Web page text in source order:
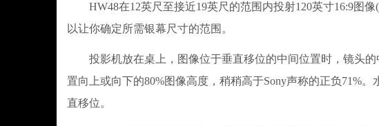
HW48在12英尺至接近19英尺的范围内投射120英寸16:9图像
以让你确定所需银幕尺寸的范围。
投影机放在桌上，图像位于垂直移位的中间位置时，镜头的
置向上或向下的80%图像高度，稍稍高于Sony声称的正负71%
直移位。